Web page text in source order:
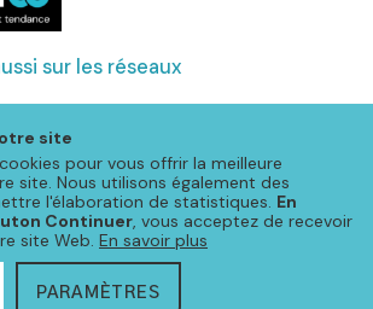
site
pour vous offrir la meilleure
site. Nous utilisons également des
l'élaboration de statistiques. En
Continuer, vous acceptez de recevoir
site Web. En savoir plus
PARAMÈTRES
sur les réseaux